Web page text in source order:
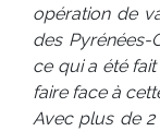
opération de
des Pyrénées-
ce qui a été
faire face à
Avec plus de 2